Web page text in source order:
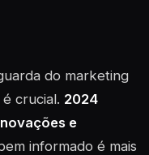
do marketing
crucial. 2024
e
informado é mais